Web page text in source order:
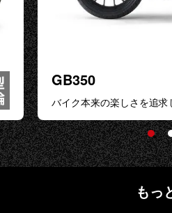
GB350
バイク本来の楽しさを追
モデル
もっ